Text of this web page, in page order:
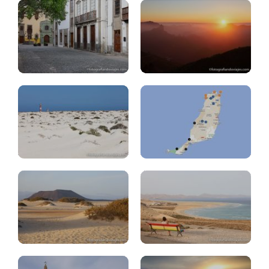
Fuerteventura:
organizar
viaje
Fuerteventura:
4.días
Fuerteventura:
Playas,
dunas
Fuerteventra:
Sotavento
Jandia
Fuerteventura:
Betancuria,
Pajara,
miradores
Fuerteventura:
atardeceres